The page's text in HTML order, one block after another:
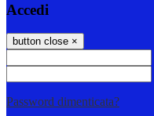
Accedi
button close ×
Password dimenticata?